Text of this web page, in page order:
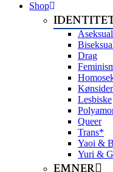
Shop
Drag
Lesbiske
Queer
Trans*
Yaoi &
Yuri &
EMNER